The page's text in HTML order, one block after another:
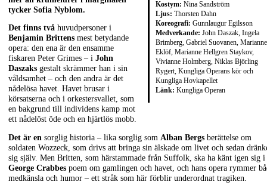
Kostym: Nina Sandström
Ljus: Thorsten Dahn
Koreografi: Gunnlaugur Egilsson
Medverkande: John Daszak, Ingela
Brimberg, Gabriel Suovanen, Marianne
Eklöf, Marianne Hellgren Staykov,
Vivianne Holmberg, Niklas Björling
Rygert, Kungliga Operans kör och
Kungliga Hovkapellet
Länk: Kungliga Operan
tycker Sofia Nyblom.
Det finns två huvudpersoner i
Benjamin Brittens mest betydande
opera: den ena är den ensamme
fiskaren Peter Grimes – i John
Daszaks gestalt skrämmer han i sin
våldsamhet – och den andra är det
nådelösa havet. Havet brusar i
körsatserna och i orkestersvallet, som
en bakgrund till individens kamp mot
ett nådelöst öde och en hjärtlös mobb.
Det är en sorglig historia – lika sorglig som Alban Bergs berättelse om
soldaten Wozzeck, som drivs att bringa sin älskade om livet och sedan
sig själv. Men Britten, som härstammade från Suffolk, ska ha känt igen sig i
George Crabbes poem om gamlingen och havet, och hans opera rymmer
medkänsla och humor – ett stråk som här förblir underordnat tragiken.